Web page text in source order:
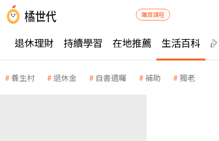
購買課程
退休理財 持續學習 在地推薦 生活百科
養生村 退休金 自書遺囑 補助 獨老